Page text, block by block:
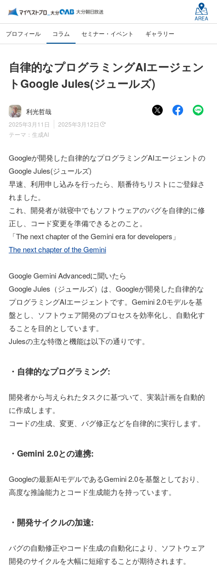
AREA
プロフィール コラム セミナー・イベント ギャラリー
自律的なプログラミングAIエージェン
トGoogle Jules(ジュールズ)
利光哲哉
2025年3月11日
2025年3月12日
テーマ： 生成AI
Googleが開発した自律的なプログラミングAIエージェントの
Google Jules(ジュールズ)
早速、利用申し込みを行ったら、順番待ちリストにご登録さ
れました。
これ、開発者が就寝中でもソフトウェアのバグを自律的に修
正し、コード変更を準備できるとのこと。
「The next chapter of the Gemini era for developers」
The next chapter of the Gemini
Google Gemini Advancedに聞いたら
Google Jules（ジュールズ）は、Googleが開発した自律的な
プログラミングAIエージェントです。Gemini 2.0モデルを基
盤とし、ソフトウェア開発のプロセスを効率化し、自動化す
ることを目的としています。
Julesの主な特徴と機能は以下の通りです。
・自律的なプログラミング:
開発者から与えられたタスクに基づいて、実装計画を自動的
に作成します。
コードの生成、変更、バグ修正などを自律的に実行します。
・Gemini 2.0との連携:
Googleの最新AIモデルであるGemini 2.0を基盤としており、
高度な推論能力とコード生成能力を持っています。
・開発サイクルの加速:
バグの自動修正やコード生成の自動化により、ソフトウェア
開発のサイクルを大幅に短縮することが期待されます。